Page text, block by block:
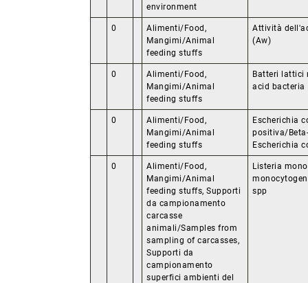
environment
0
Alimenti/Food,
Mangimi/Animal
feeding stuffs
Attività
(Aw)
0
Alimenti/Food,
Mangimi/Animal
feeding stuffs
Batteri lattici
acid bacteria
0
Alimenti/Food,
Mangimi/Animal
feeding stuffs
Escherichia
positiva/
Escherichia
0
Alimenti/Food,
Mangimi/Animal
feeding stuffs, Supporti
da campionamento
carcasse
animali/Samples from
sampling of carcasses,
Supporti da
campionamento
superfici ambienti del
Listeria
spp